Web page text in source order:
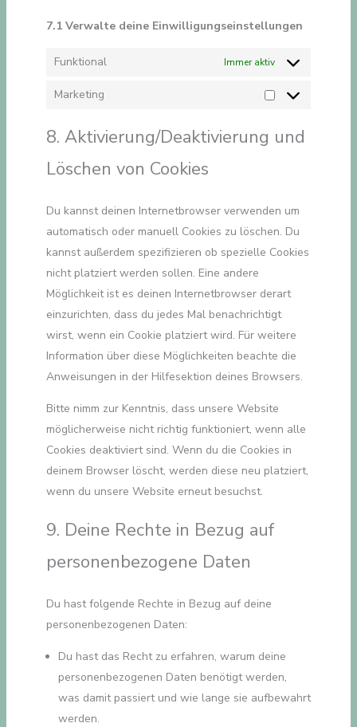
7.1 Verwalte deine Einwilligungseinstellungen
Funktional Immer aktiv
Marketing
Marketing
8. Aktivierung/Deaktivierung und
Löschen von Cookies
Du kannst deinen Internetbrowser verwenden um
automatisch oder manuell Cookies zu löschen. Du
kannst außerdem spezifizieren ob spezielle Cookies
nicht platziert werden sollen. Eine andere
Möglichkeit ist es deinen Internetbrowser derart
einzurichten, dass du jedes Mal benachrichtigt
wirst, wenn ein Cookie platziert wird. Für weitere
Information über diese Möglichkeiten beachte die
Anweisungen in der Hilfesektion deines Browsers.
Bitte nimm zur Kenntnis, dass unsere Website
möglicherweise nicht richtig funktioniert, wenn alle
Cookies deaktiviert sind. Wenn du die Cookies in
deinem Browser löscht, werden diese neu platziert,
wenn du unsere Website erneut besuchst.
9. Deine Rechte in Bezug auf
personenbezogene Daten
Du hast folgende Rechte in Bezug auf deine
personenbezogenen Daten:
Du hast das Recht zu erfahren, warum deine
personenbezogenen Daten benötigt werden,
was damit passiert und wie lange sie aufbewahrt
werden.